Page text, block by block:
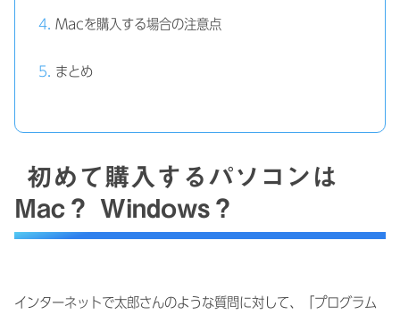
Macを購入する場合の注意点
まとめ
初めて購入するパソコンは
Mac？ Windows？
インターネットで太郎さんのような質問に対して、「プログラム